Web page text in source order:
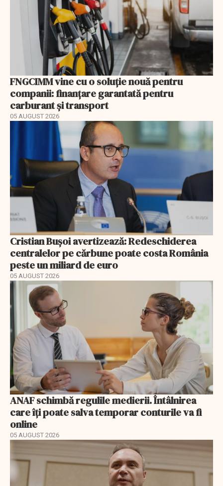
FNGCIMM vine cu o soluție nouă pentru
companii: finanțare garantată pentru
carburant și transport
05 AUGUST 2026
Cristian Bușoi avertizează: Redeschiderea
centralelor pe cărbune poate costa România
peste un miliard de euro
05 AUGUST 2026
ANAF schimbă regulile medierii. Întâlnirea
care îți poate salva temporar conturile va fi
online
05 AUGUST 2026